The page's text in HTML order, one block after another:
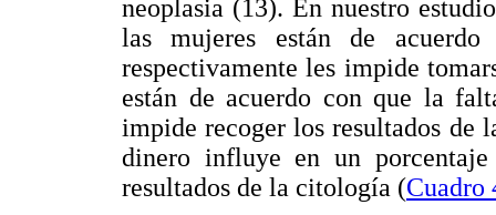
neoplasia (13). En nuestro
las mujeres están de
respectivamente les impide
están de acuerdo con que la
impide recoger los resultados
dinero influye en un
resultados de la citología (Cuadro